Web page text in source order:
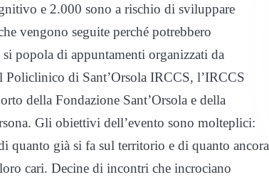
e 2.000 sono a rischio di sviluppare
vengono seguite perché potrebbero
popola di appuntamenti organizzati da
di Sant’Orsola IRCCS, l’IRCCS
della Fondazione Sant’Orsola e della
Gli obiettivi dell’evento sono molteplici:
quanto già si fa sul territorio e di quanto ancora
cari. Decine di incontri che incrociano